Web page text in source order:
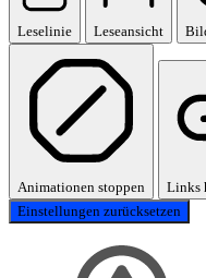
Leselinie Leseansicht
Animationen stoppen
Links
Einstellungen zurücksetzen